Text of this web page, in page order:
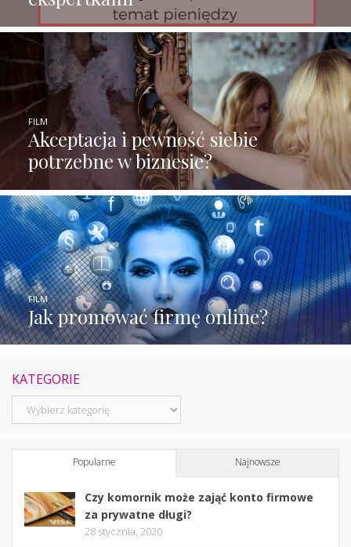
Akceptacja i pewność siebie
potrzebne w biznesie?
FILM
Jak promować firmę online?
FILM
KATEGORIE
Kategorie
Popularne Najnowsze
Czy komornik może zająć konto firmowe
za prywatne długi?
28 stycznia, 2020